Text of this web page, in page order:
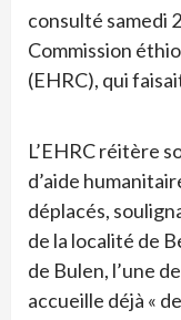
consulté samedi
Commission
(EHRC), qui
L’EHRC réitère
d’aide
déplacés,
de la localité de
de Bulen, l’une
accueille déjà «